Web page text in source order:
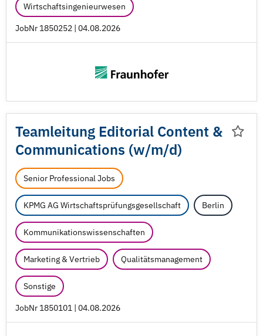
Wirtschaftsingenieurwesen
JobNr 1850252 | 04.08.2026
Teamleitung Editorial Content &
Communications (w/m/d)
Senior Professional Jobs
KPMG AG Wirtschaftsprüfungsgesellschaft Berlin
Kommunikationswissenschaften
Marketing & Vertrieb Qualitätsmanagement
Sonstige
JobNr 1850101 | 04.08.2026